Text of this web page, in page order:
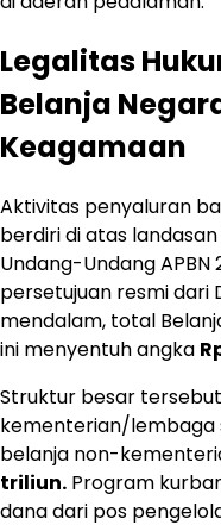
Legalitas
Belanja
Keagamaan
Aktivitas penyaluran
berdiri di atas
Undang-Undang
persetujuan resmi dari
mendalam, total
ini menyentuh angka
Struktur besar
kementerian/lembaga
belanja non-
triliun. Program
dana dari pos